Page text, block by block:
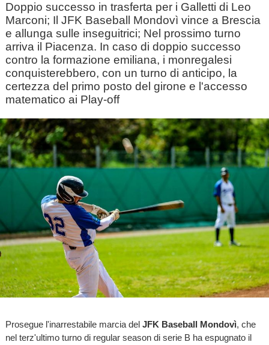
Doppio successo in trasferta per i Galletti di Leo
Marconi; Il JFK Baseball Mondovì vince a Brescia
e allunga sulle inseguitrici; Nel prossimo turno
arriva il Piacenza. In caso di doppio successo
contro la formazione emiliana, i monregalesi
conquisterebbero, con un turno di anticipo, la
certezza del primo posto del girone e l'accesso
matematico ai Play-off
Prosegue l'inarrestabile marcia del JFK Baseball Mondovì, che
nel terz'ultimo turno di regular season di serie B ha espugnato il